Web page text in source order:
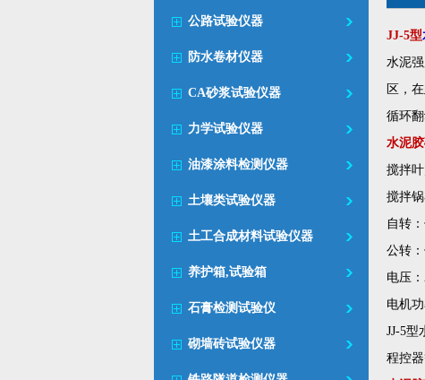
公路试验仪器
防水卷材仪器
CA砂浆试验仪器
力学试验仪器
油漆涂料检测仪器
土壤类试验仪器
土工合成材料试验仪器
养护箱,试验箱
石膏检测试验仪
砌墙砖试验仪器
JJ-5型
水泥
区，
循环
水泥
搅拌
搅拌
自转
公转
电压
电机
JJ-5型
程控器